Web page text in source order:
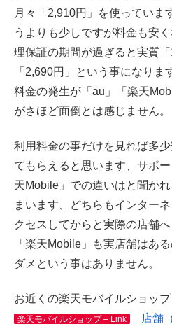
月々「2,910円」を使っていま
うよりも少しですが料金も安
理保証の期間が過ぎると実質
「2,690円」という事になりま
料金の発生が「au」「楽天
がさほど面倒とは感じません。
利用料金の事だけを見れば多
てもらえると思います、サポ
天Mobile」での違いはと聞か
まいます、どちらもインター
クセスしてからと実際の店舗
「楽天Mobile」も実店舗はあ
ダメという事はありません。
お近くの楽天モバイルショッ
楽天モバイルショップ – Link 店舗